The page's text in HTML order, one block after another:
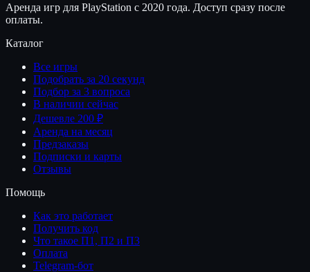
Аренда игр для PlayStation с 2020 года. Доступ сразу после
оплаты.
Каталог
Все игры
Подобрать за 20 секунд
Подбор за 3 вопроса
В наличии сейчас
Дешевле 200 ₽
Аренда на месяц
Предзаказы
Подписки и карты
Отзывы
Помощь
Как это работает
Получить код
Что такое П1, П2 и П3
Оплата
Telegram-бот